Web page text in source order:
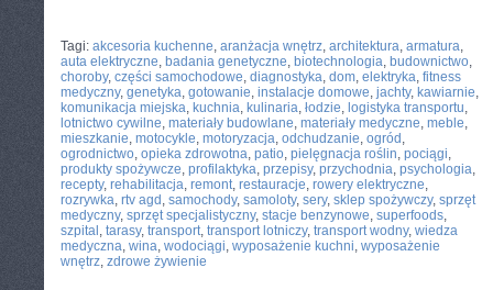
Tagi: akcesoria kuchenne, aranżacja wnętrz, architektura, armatura,
auta elektryczne, badania genetyczne, biotechnologia, budownictwo,
choroby, części samochodowe, diagnostyka, dom, elektryka, fitness
medyczny, genetyka, gotowanie, instalacje domowe, jachty, kawiarnie,
komunikacja miejska, kuchnia, kulinaria, łodzie, logistyka transportu,
lotnictwo cywilne, materiały budowlane, materiały medyczne, meble,
mieszkanie, motocykle, motoryzacja, odchudzanie, ogród ,
ogrodnictwo, opieka zdrowotna, patio, pielęgnacja roślin, pociągi,
produkty spożywcze, profilaktyka, przepisy, przychodnia, psychologia,
recepty, rehabilitacja, remont, restauracje, rowery elektryczne,
rozrywka, rtv agd , samochody, samoloty, sery, sklep spożywczy, sprzęt
medyczny, sprzęt specjalistyczny, stacje benzynowe, superfoods,
szpital , tarasy, transport, transport lotniczy, transport wodny, wiedza
medyczna, wina, wodociągi, wyposażenie kuchni, wyposażenie
wnętrz, zdrowe żywienie